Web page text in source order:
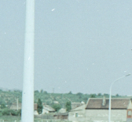
VI.
Vállalat ital és étel automatája a csarnokban.
1969 ·
rév, az